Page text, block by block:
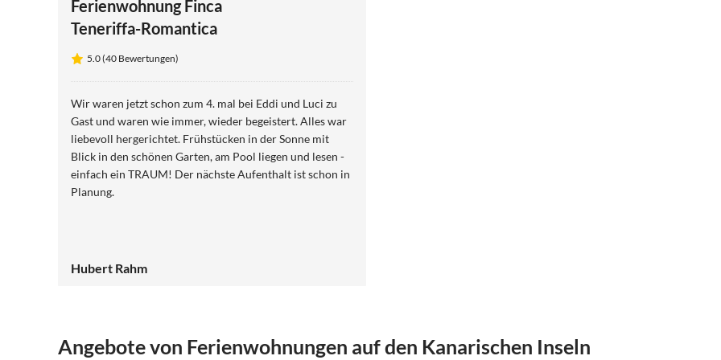
Ferienwohnung Finca
Teneriffa-Romantica
5.0 (40 Bewertungen)
Wir waren jetzt schon zum 4. mal bei Eddi und Luci zu
Gast und waren wie immer, wieder begeistert. Alles war
liebevoll hergerichtet. Frühstücken in der Sonne mit
Blick in den schönen Garten, am Pool liegen und lesen -
einfach ein TRAUM! Der nächste Aufenthalt ist schon in
Planung.
Hubert Rahm
Angebote von Ferienwohnungen auf den Kanarischen Inseln